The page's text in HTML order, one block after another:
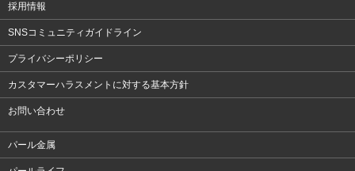
採用情報
SNSコミュニティガイドライン
プライバシーポリシー
カスタマーハラスメントに対する基本方針
お問い合わせ
パール金属